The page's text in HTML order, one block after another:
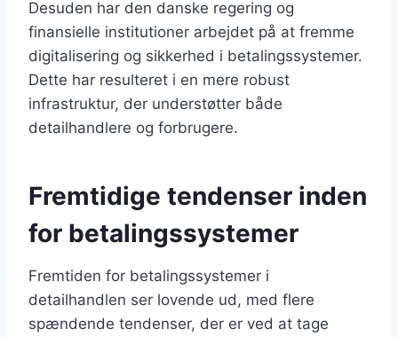
Desuden har den danske regering og
finansielle institutioner arbejdet på at fremme
digitalisering og sikkerhed i betalingssystemer.
Dette har resulteret i en mere robust
infrastruktur, der understøtter både
detailhandlere og forbrugere.
Fremtidige tendenser inden
for betalingssystemer
Fremtiden for betalingssystemer i
detailhandlen ser lovende ud, med flere
spændende tendenser, der er ved at tage